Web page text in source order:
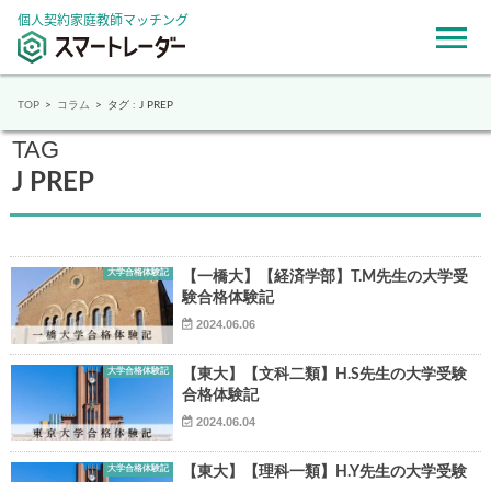
個人契約家庭教師マッチング
TOP コラム タグ : J PREP
TAG
J PREP
大学合格体験記
【一橋大】【経済学部】T.M先生の大学受
験合格体験記
2024.06.06
大学合格体験記
【東大】【文科二類】H.S先生の大学受験
合格体験記
2024.06.04
大学合格体験記
【東大】【理科一類】H.Y先生の大学受験